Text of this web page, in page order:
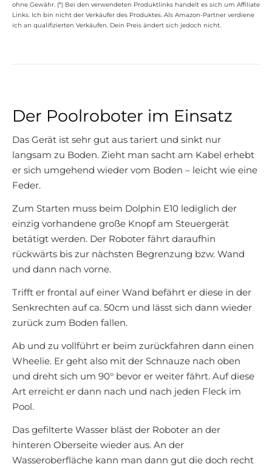
ohne Gewähr. (*) Bei den verwendeten Produktlinks handelt es sich um Affiliate
Links. Ich bin nicht der Verkäufer des Produktes. Als Amazon-Partner verdiene
ich an qualifizierten Verkäufen. Dein Preis ändert sich jedoch nicht.
Der Poolroboter im Einsatz
Das Gerät ist sehr gut aus tariert und sinkt nur
langsam zu Boden. Zieht man sacht am Kabel erhebt
er sich umgehend wieder vom Boden – leicht wie eine
Feder.
Zum Starten muss beim Dolphin E10 lediglich der
einzig vorhandene große Knopf am Steuergerät
betätigt werden. Der Roboter fährt daraufhin
rückwärts bis zur nächsten Begrenzung bzw. Wand
und dann nach vorne.
Trifft er frontal auf einer Wand befährt er diese in der
Senkrechten auf ca. 50cm und lässt sich dann wieder
zurück zum Boden fallen.
Ab und zu vollführt er beim zurückfahren dann einen
Wheelie. Er geht also mit der Schnauze nach oben
und dreht sich um 90° bevor er weiter fährt. Auf diese
Art erreicht er dann nach und nach jeden Fleck im
Pool.
Das gefilterte Wasser bläst der Roboter an der
hinteren Oberseite wieder aus. An der
Wasseroberfläche kann man dann gut die doch recht